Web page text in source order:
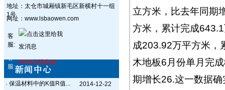
地址：太仓市城厢镇新毛区新横村十一组
1号
网址：www.lsbaowen.com
客
服:
客
服:
MSN在线客服
· 保温材料中的K值R值...
2014-12-22
立方米，比去年同期
方米，累计完成
成203.92万平方米，
木地板6月份单月完
期增长26.这一数据